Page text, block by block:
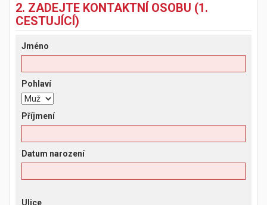
2. ZADEJTE KONTAKTNÍ OSOBU (1.
CESTUJÍCÍ)
Jméno
Pohlaví
Příjmení
Datum narození
Ulice